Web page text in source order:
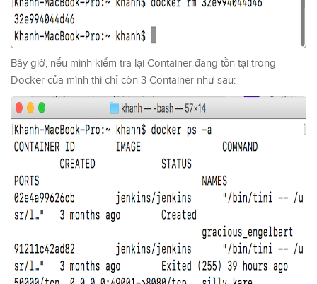
Bây giờ, nếu mình kiểm tra lại Container đang tồn tại trong
Docker của mình thì chỉ còn 3 Container như sau: